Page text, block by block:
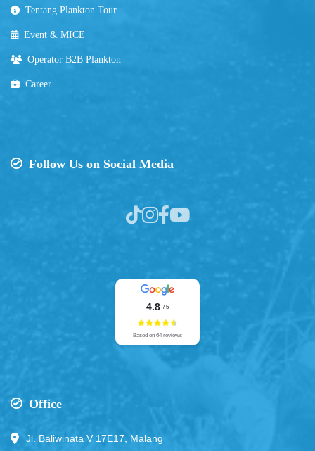
Tentang Plankton Tour
Event & MICE
Operator B2B Plankton
Career
Follow Us on Social Media
4.8 / 5
Based on 64 reviews
Office
Jl. Baliwinata V 17E17, Malang